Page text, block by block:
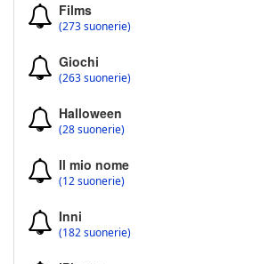
Films
(273 suonerie)
Giochi
(263 suonerie)
Halloween
(28 suonerie)
Il mio nome
(12 suonerie)
Inni
(182 suonerie)